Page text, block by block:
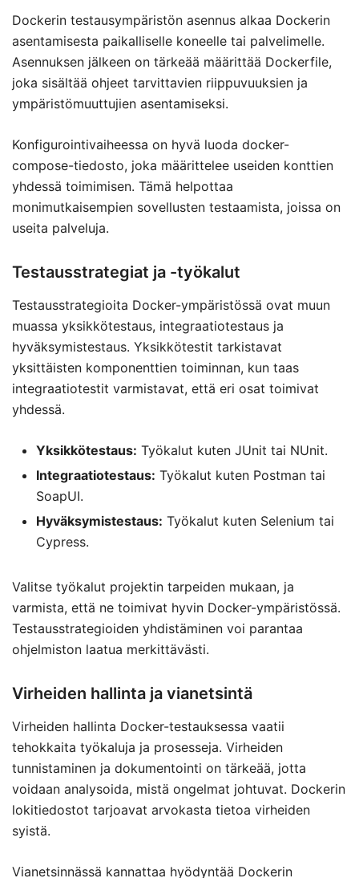
Dockerin testausympäristön asennus alkaa Dockerin
asentamisesta paikalliselle koneelle tai palvelimelle.
Asennuksen jälkeen on tärkeää määrittää Dockerfile,
joka sisältää ohjeet tarvittavien riippuvuuksien ja
ympäristömuuttujien asentamiseksi.
Konfigurointivaiheessa on hyvä luoda docker-
compose-tiedosto, joka määrittelee useiden konttien
yhdessä toimimisen. Tämä helpottaa
monimutkaisempien sovellusten testaamista, joissa on
useita palveluja.
Testausstrategiat ja -työkalut
Testausstrategioita Docker-ympäristössä ovat muun
muassa yksikkötestaus, integraatiotestaus ja
hyväksymistestaus. Yksikkötestit tarkistavat
yksittäisten komponenttien toiminnan, kun taas
integraatiotestit varmistavat, että eri osat toimivat
yhdessä.
Yksikkötestaus: Työkalut kuten JUnit tai NUnit.
Integraatiotestaus: Työkalut kuten Postman tai
SoapUI.
Hyväksymistestaus: Työkalut kuten Selenium tai
Cypress.
Valitse työkalut projektin tarpeiden mukaan, ja
varmista, että ne toimivat hyvin Docker-ympäristössä.
Testausstrategioiden yhdistäminen voi parantaa
ohjelmiston laatua merkittävästi.
Virheiden hallinta ja vianetsintä
Virheiden hallinta Docker-testauksessa vaatii
tehokkaita työkaluja ja prosesseja. Virheiden
tunnistaminen ja dokumentointi on tärkeää, jotta
voidaan analysoida, mistä ongelmat johtuvat. Dockerin
lokitiedostot tarjoavat arvokasta tietoa virheiden
syistä.
Vianetsinnässä kannattaa hyödyntää Dockerin